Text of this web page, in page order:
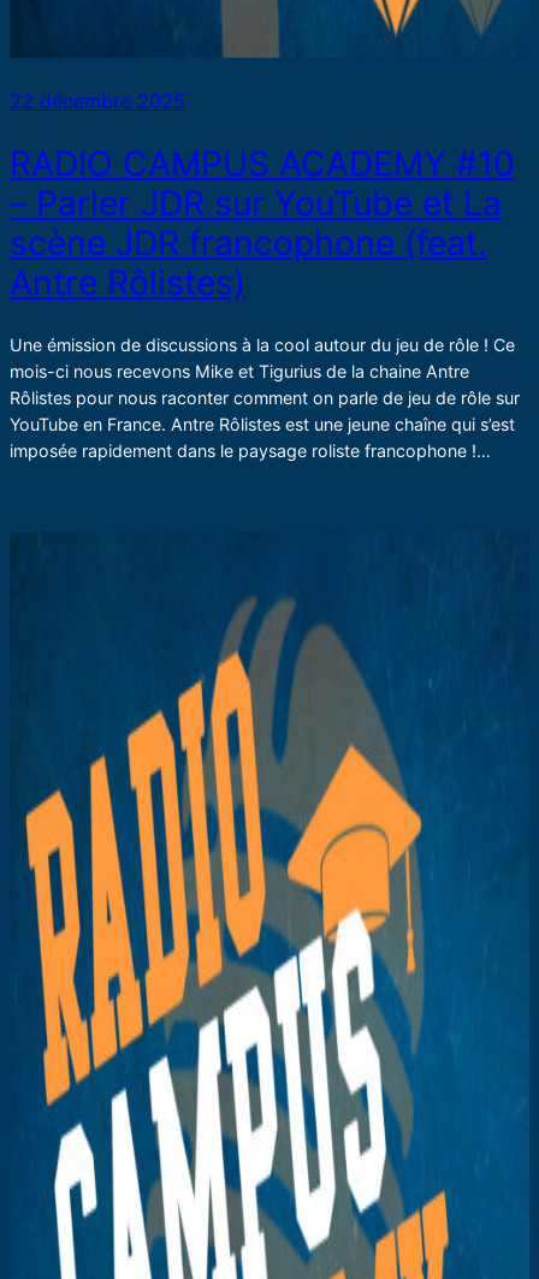
22 décembre 2025
RADIO CAMPUS ACADEMY #10
– Parler JDR sur YouTube et La
scène JDR francophone (feat.
Antre Rôlistes)
Une émission de discussions à la cool autour du jeu de rôle ! Ce
mois-ci nous recevons Mike et Tigurius de la chaine Antre
Rôlistes pour nous raconter comment on parle de jeu de rôle sur
YouTube en France. Antre Rôlistes est une jeune chaîne qui s’est
imposée rapidement dans le paysage roliste francophone !…